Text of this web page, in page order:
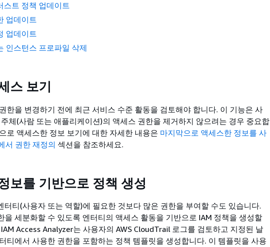
스트 정책 업데이트
업데이트
업데이트
인스턴스 프로파일 삭제
스 보기
한을 변경하기 전에 최근 서비스 수준 활동을 검토해야 합니다. 이 기능은 사
체(사람 또는 애플리케이션)의 액세스 권한을 제거하지 않으려는 경우 중요합
로 액세스한 정보 보기에 대한 자세한 내용은 마지막으로 액세스한 정보를 사
서 권한 재정의 섹션을 참조하세요.
보를 기반으로 정책 생성
터티(사용자 또는 역할)에 필요한 것보다 많은 권한을 부여할 수도 있습니다.
을 세분화할 수 있도록 엔터티의 액세스 활동을 기반으로 IAM 정책을 생성할
Access Analyzer는 사용자의 AWS CloudTrail 로그를 검토하고 지정된 날
티에서 사용한 권한을 포함하는 정책 템플릿을 생성합니다. 이 템플릿을 사용